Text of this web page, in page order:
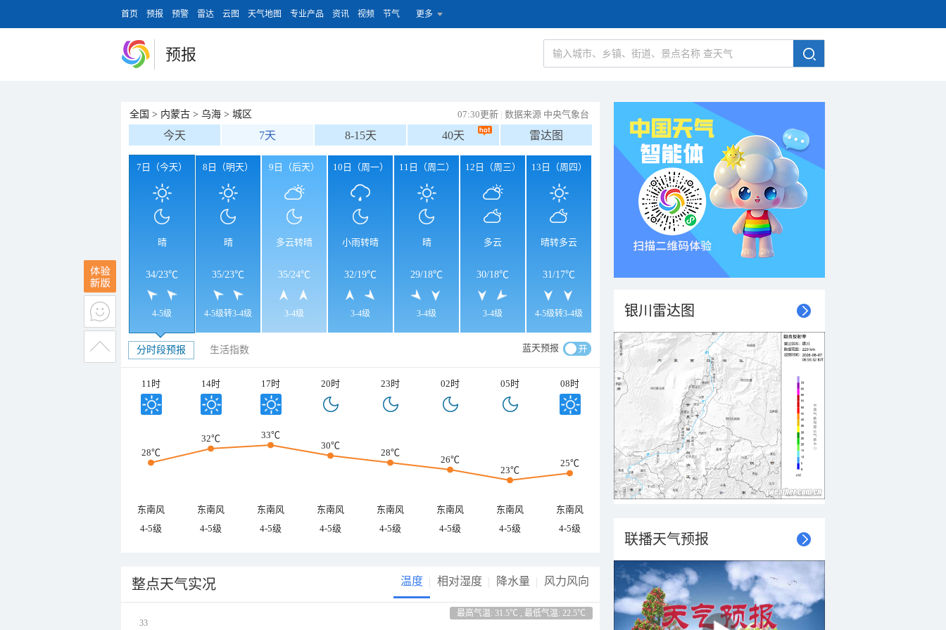
首页 预报 预警 雷达 云图 天气地图 专业产品 资讯 视频 节气 更多
预报
全国 > 内蒙古 > 乌海 > 城区 07:30更新 | 数据来源 中央气象台
今天 7天 8-15天 40天 雷达图
7日（今天）
晴
34/23℃
4-5级
8日（明天）
晴
35/23℃
4-5级转3-4级
9日（后天）
多云转晴
35/24℃
3-4级
10日（周一）
小雨转晴
32/19℃
3-4级
11日（周二）
晴
29/18℃
3-4级
12日（周三）
多云
30/18℃
3-4级
13日（周四）
晴转多云
31/17℃
4-5级转3-4级
分时段预报 生活指数 蓝天预报
11时 14时 17时 20时 23时 02时 05时 08时
28℃
32℃
33℃
30℃
28℃
26℃
23℃
25℃
东南风 东南风 东南风 东南风 东南风 东南风 东南风
东南风
4-5级
4-5级 4-5级 4-5级 4-5级 4-5级 4-5级 4-5级
整点天气实况 温度 相对湿度 降水量 风力风向
最高气温: 31.5℃ , 最低气温: 22.5℃
33
银川雷达图
联播天气预报